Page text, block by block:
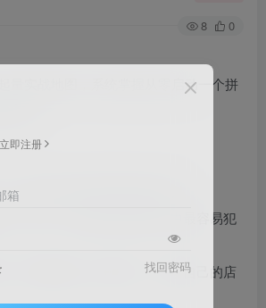
8 0
拼多多店铺的完整操作流程
、定价、冷启动等关键环节中最容易犯
，课后就能一步步执行，启动自己的店
即注册
箱
找回密码